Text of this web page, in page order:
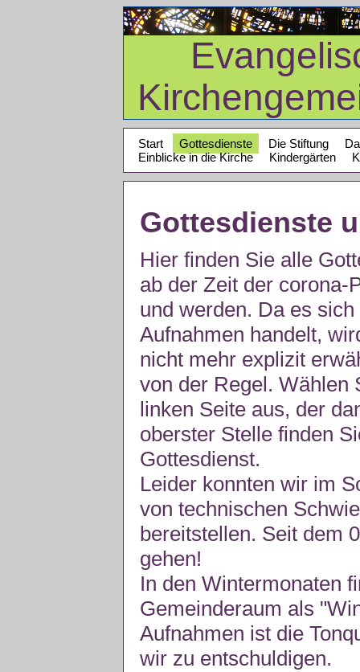
Start Gottesdienste Die Stiftung
Einblicke in die Kirche
Kindergärten
Gottesdienste
Hier finden Sie alle
ab der Zeit der corona-
und werden. Da es
Aufnahmen handelt,
nicht mehr explizit
von der Regel. Wählen
linken Seite aus, der
oberster Stelle finden
Gottesdienst.
Leider konnten wir im
von technischen
bereitstellen. Seit dem
gehen!
In den Wintermonaten
Gemeinderaum als
Aufnahmen ist die
wir zu entschuldigen.